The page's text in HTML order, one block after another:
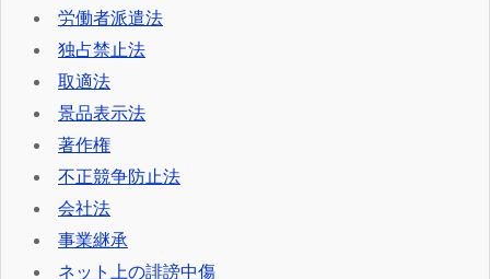
労働者派遣法
独占禁止法
取適法
景品表示法
著作権
不正競争防止法
会社法
事業継承
ネット上の誹謗中傷